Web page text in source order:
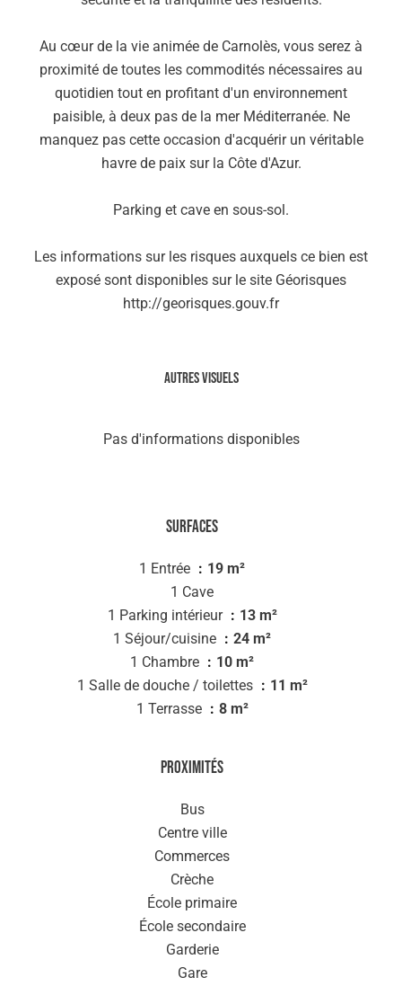
Au cœur de la vie animée de Carnolès, vous serez à
proximité de toutes les commodités nécessaires au
quotidien tout en profitant d'un environnement
paisible, à deux pas de la mer Méditerranée. Ne
manquez pas cette occasion d'acquérir un véritable
havre de paix sur la Côte d'Azur.
Parking et cave en sous-sol.
Les informations sur les risques auxquels ce bien est
exposé sont disponibles sur le site Géorisques
http://georisques.gouv.fr
Autres visuels
Pas d'informations disponibles
Surfaces
1 Entrée
19 m²
1 Cave
1 Parking intérieur
13 m²
1 Séjour/cuisine
24 m²
1 Chambre
10 m²
1 Salle de douche / toilettes
11 m²
1 Terrasse
8 m²
Proximités
Bus
Centre ville
Commerces
Crèche
École primaire
École secondaire
Garderie
Gare